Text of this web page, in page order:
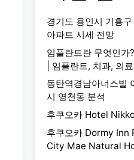
경기도 용인시 기흥
아파트 시세 전망
임플란트란 무엇인가
| 임플란트, 치과, 의
동탄역경남아너스빌
시 영천동 분석
후쿠오카 Hotel
후쿠오카 Dormy
City Mae Natural